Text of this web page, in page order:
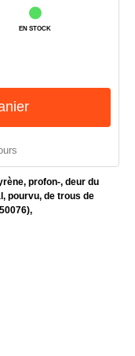
profon-, deur du
pourvu, de trous de
EN STOCK